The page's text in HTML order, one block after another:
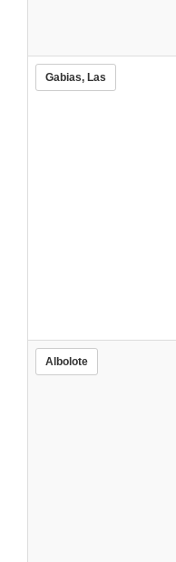
Gabias, Las
Albolote